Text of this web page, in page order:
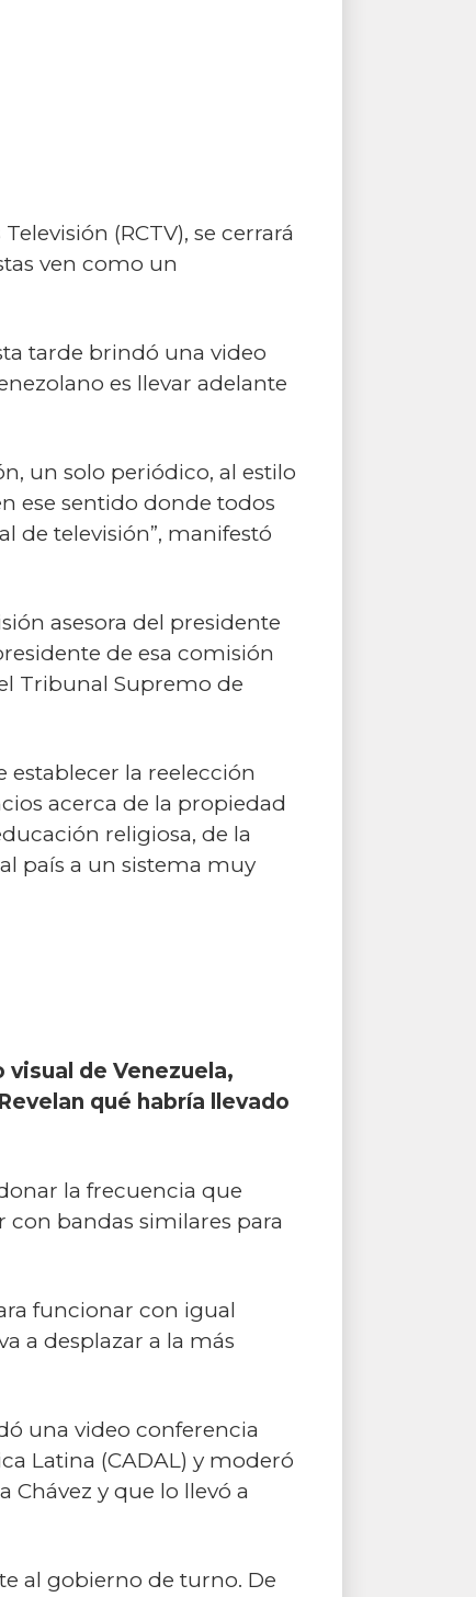
(RCTV), se cerrará
ven como un
tarde brindó una video
es llevar adelante
un solo periódico, al estilo
ese sentido donde todos
de televisión”, manifestó
asesora del presidente
de esa comisión
Tribunal Supremo de
la reelección
acerca de la propiedad
religiosa, de la
país a un sistema muy
visual de Venezuela,
qué habría llevado
la frecuencia que
con bandas similares para
funcionar con igual
a desplazar a la más
una video conferencia
Latina (CADAL) y moderó
y que lo llevó a
al gobierno de turno. De